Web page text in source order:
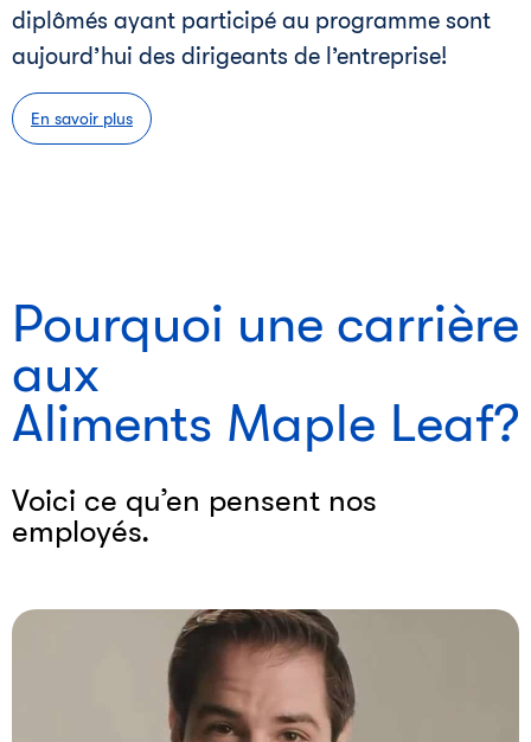
diplômés ayant participé au programme sont
aujourd’hui des dirigeants de l’entreprise!
En savoir plus
Pourquoi une carrière
aux
Aliments Maple Leaf?
Voici ce qu’en pensent nos
employés.